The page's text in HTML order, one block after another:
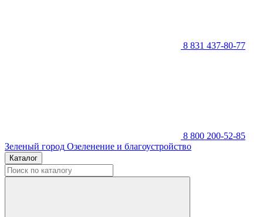
8 831 437-80-77
8 800 200-52-85
Зеленый город Озеленение и благоустройство
Каталог